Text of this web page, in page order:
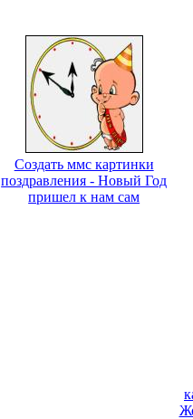
Создать ммс картинки
поздравления - Новый Год
пришел к нам сам